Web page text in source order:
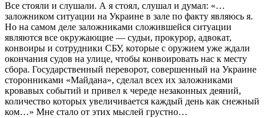
Все стояли и слушали. А я стоял, слушал и думал: «…
заложником ситуации на Украине в зале по факту являюсь я.
Но на самом деле заложниками сложившейся ситуации
являются все окружающие — судьи, прокурор, адвокат,
конвоиры и сотрудники СБУ, которые с оружием уже ждали
окончания судов на улице, чтобы конвоировать нас к месту
сбора. Государственный переворот, совершенный на Украине
сторонниками «Майдана», сделал всех их заложниками
кровавых событий и привел к череде незаконных деяний,
количество которых увеличивается каждый день как снежный
ком…» Мне стало от этих мыслей грустно…